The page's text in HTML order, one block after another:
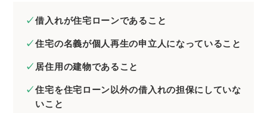
借入れが住宅ローンであること
住宅の名義が個人再生の申立人になっていること
居住用の建物であること
住宅を住宅ローン以外の借入れの担保にしていな
いこと